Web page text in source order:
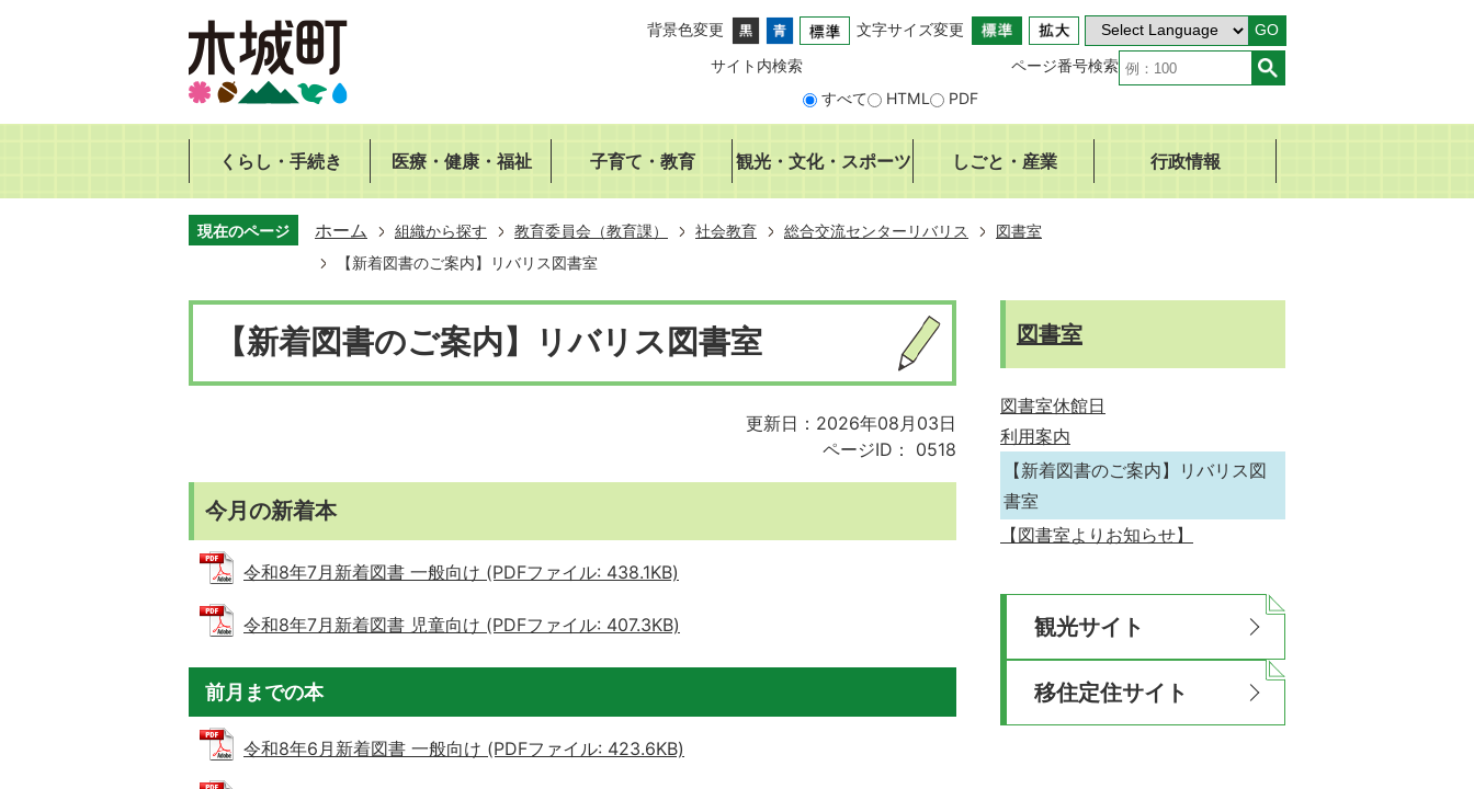
背景色変更 文字サイズ変更 GO
サイト内検索
すべて
HTML PDF
ページ番号検索
くらし・手続き 医療・健康・福祉 子育て・教育 観光・文化・スポーツ しごと・産業 行政情報
現在のページ ホーム 組織から探す 教育委員会（教育課） 社会教育 総合交流センターリバリス
図書室
【新着図書のご案内】リバリス図書室
【新着図書のご案内】リバリス図書室
更新日：2026年08月03日
ページID：
0518
今月の新着本
令和8年7月新着図書 一般向け (PDFファイル: 438.1KB)
令和8年7月新着図書 児童向け (PDFファイル: 407.3KB)
前月までの本
令和8年6月新着図書 一般向け (PDFファイル: 423.6KB)
図書室
図書室休館日
利用案内
【新着図書のご案内】リバリス図
書室
【図書室よりお知らせ】
観光サイト
移住定住サイト